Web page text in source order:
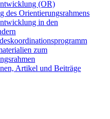
(OR)
des Orientierungsrahmens
in den
zum
Artikel und Beiträge